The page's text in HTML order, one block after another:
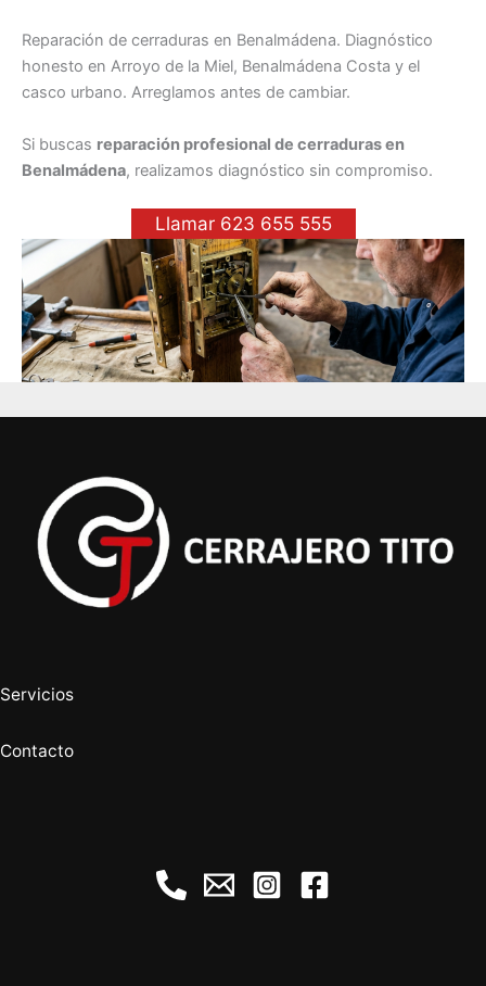
Reparación de cerraduras en Benalmádena. Diagnóstico
honesto en Arroyo de la Miel, Benalmádena Costa y el
casco urbano. Arreglamos antes de cambiar.
Si buscas reparación profesional de cerraduras en
Benalmádena, realizamos diagnóstico sin compromiso.
Llamar 623 655 555
Servicios
Contacto